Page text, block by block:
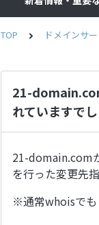
TOP ドメインサ
21-
れていますで
21-domain.com
を行った変更先
※通常whoisでも